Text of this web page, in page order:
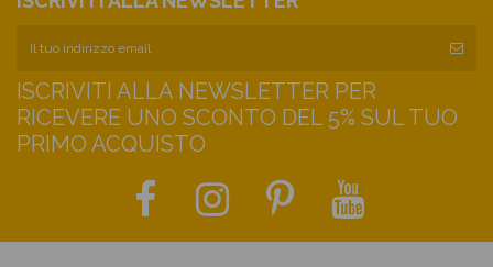
ISCRIVITI ALLA NEWSLETTER PER
RICEVERE UNO SCONTO DEL 5% SUL TUO
PRIMO ACQUISTO